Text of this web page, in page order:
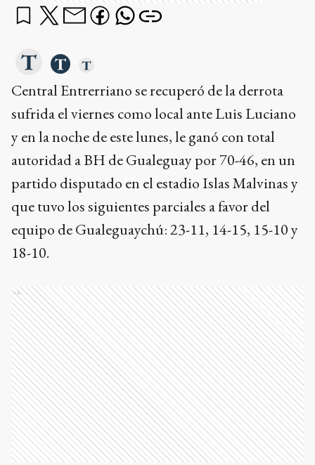
Central Entrerriano se recuperó de la derrota
sufrida el viernes como local ante Luis Luciano
y en la noche de este lunes, le ganó con total
autoridad a BH de Gualeguay por 70-46, en un
partido disputado en el estadio Islas Malvinas y
que tuvo los siguientes parciales a favor del
equipo de Gualeguaychú: 23-11, 14-15, 15-10 y
18-10.
Ads